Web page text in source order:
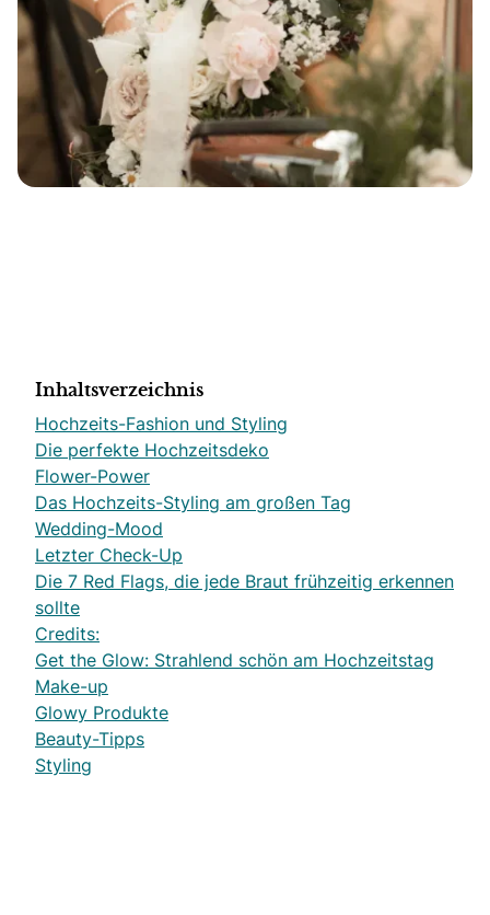
Inhaltsverzeichnis
Hochzeits-Fashion und Styling
Die perfekte Hochzeitsdeko
Flower-Power
Das Hochzeits-Styling am großen Tag
Wedding-Mood
Letzter Check-Up
Die 7 Red Flags, die jede Braut frühzeitig erkennen
sollte
Credits:
Get the Glow: Strahlend schön am Hochzeitstag
Make-up
Glowy Produkte
Beauty-Tipps
Styling